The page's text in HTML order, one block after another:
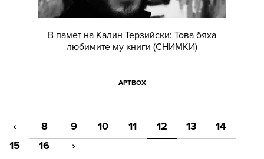
В памет на Калин Терзийски: Това бяха
любимите му книги (СНИМКИ)
АРТBOX
‹ 8 9 10 11 12 13
14
15
16 ›